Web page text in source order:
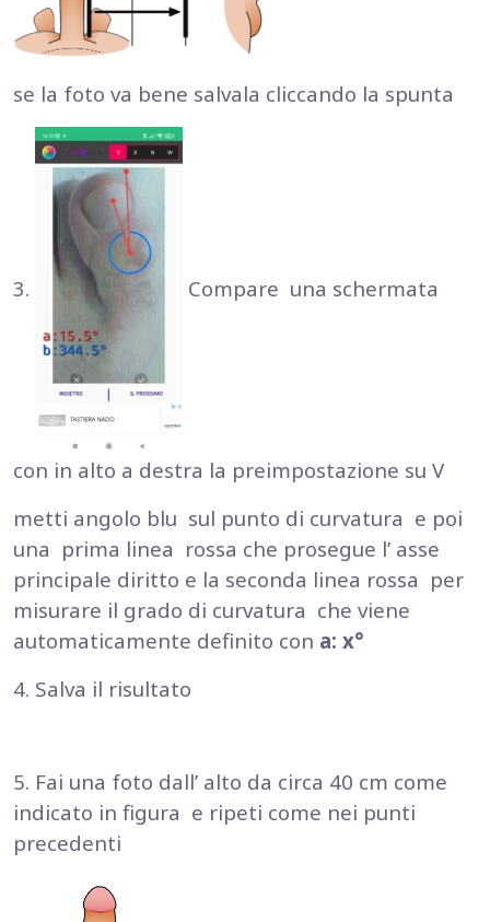
se la foto va bene salvala cliccando la spunta
3. Compare una schermata
con in alto a destra la preimpostazione su V
metti angolo blu sul punto di curvatura e poi
una prima linea rossa che prosegue l’ asse
principale diritto e la seconda linea rossa per
misurare il grado di curvatura che viene
automaticamente definito con a: x°
4. Salva il risultato
5. Fai una foto dall’ alto da circa 40 cm come
indicato in figura e ripeti come nei punti
precedenti